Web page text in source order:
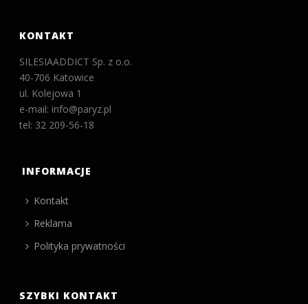
KONTAKT
SILESIAADDICT Sp. z o.o.
40-706 Katowice
ul. Kolejowa 1
e-mail: info@paryz.pl
tel: 32 209-56-18
INFORMACJE
Kontakt
Reklama
Polityka prywatności
SZYBKI KONTAKT